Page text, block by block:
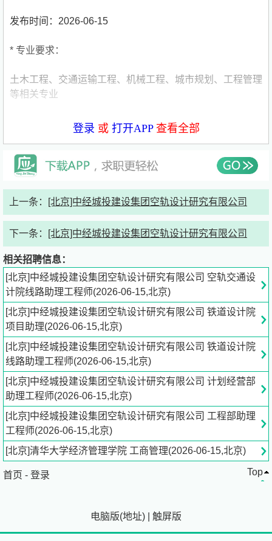
发布时间：2026-06-15
* 专业要求：
土木工程、交通运输工程、机械工程、城市规划、工程管理
等相关专业
、部门：铁道设计院
①专业：土木工程、交通运输工程、机械工程、城市规划、
工程管理等相关专业；
②学历：本科及以上毕业生或在校生；
③在校表现：各课成绩优异，获得过院级、校级奖学金、有
校内党委、团委、社团或班级干部经历者优先；参与过科研
项目、设计竞赛者优先；
④基本素养：具备良好的沟通协调能力、逻辑思维能力和文
档撰写能力；
⑤专业技能：能熟练使用Office办公软件及CAD等设计相关
软件。
（3）岗位职责：
②参与项目内部协调会议，做好会议记录并跟踪会议决议的
登录 或 打开APP查看全部
上一条： [北京]中经城投建设集团空轨设计研究有限公司
下一条： [北京]中经城投建设集团空轨设计研究有限公司
相关招聘信息：
[北京]中经城投建设集团空轨设计研究有限公司 空轨交通设
计院线路助理工程师(2026-06-15,北京)
[北京]中经城投建设集团空轨设计研究有限公司 铁道设计院
项目助理(2026-06-15,北京)
[北京]中经城投建设集团空轨设计研究有限公司 铁道设计院
线路助理工程师(2026-06-15,北京)
[北京]中经城投建设集团空轨设计研究有限公司 计划经营部
助理工程师(2026-06-15,北京)
[北京]中经城投建设集团空轨设计研究有限公司 工程部助理
工程师(2026-06-15,北京)
[北京]清华大学经济管理学院 工商管理(2026-06-15,北京)
首页 - 登录 Top
电脑版(地址) 触屏版